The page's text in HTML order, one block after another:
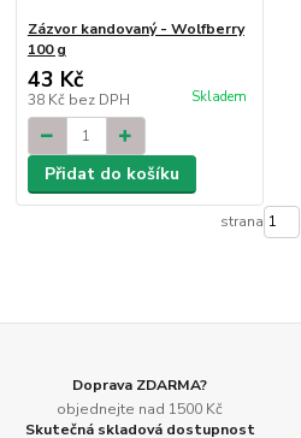
Zázvor kandovaný - Wolfberry
100 g
43 Kč
38 Kč bez DPH Skladem
Přidat do košíku
strana
Doprava ZDARMA?
objednejte nad 1500 Kč
Skutečná skladová dostupnost